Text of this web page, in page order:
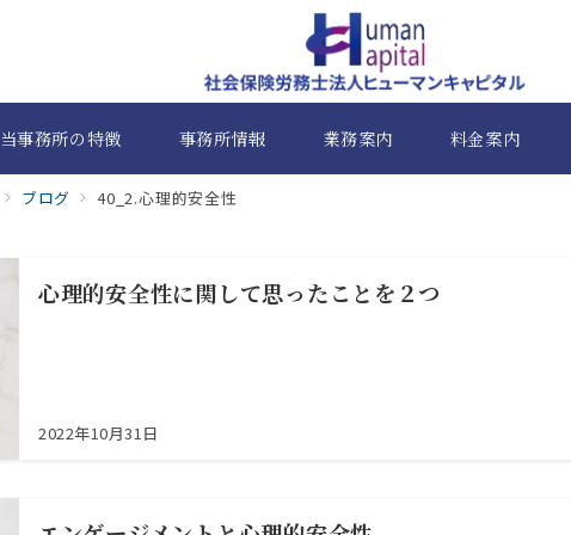
当事務所の特徴 事務所情報 業務案内 料金案内
ブログ 40_2.心理的安全性
心理的安全性に関して思ったことを２つ
2022年10月31日